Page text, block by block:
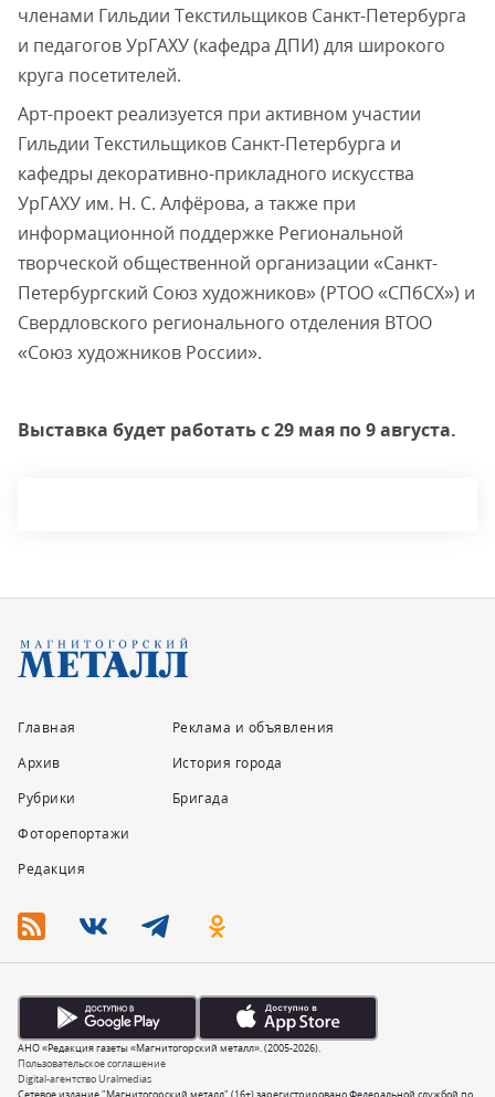
членами Гильдии Текстильщиков Санкт-Петербурга
и педагогов УрГАХУ (кафедра ДПИ) для широкого
круга посетителей.
Арт-проект реализуется при активном участии
Гильдии Текстильщиков Санкт-Петербурга и
кафедры декоративно-прикладного искусства
УрГАХУ им. Н. С. Алфёрова, а также при
информационной поддержке Региональной
творческой общественной организации «Санкт-
Петербургский Союз художников» (РТОО «СПбСХ») и
Свердловского регионального отделения ВТОО
«Союз художников России».
Выставка будет работать с 29 мая по 9 августа.
Главная
Архив
Рубрики
Фоторепортажи
Редакция
Реклама и объявления
История города
Бригада
Пользовательское соглашение
Digital-агентство Uralmedias
АНО «Редакция газеты «Магнитогорский металл». (2005-2026).